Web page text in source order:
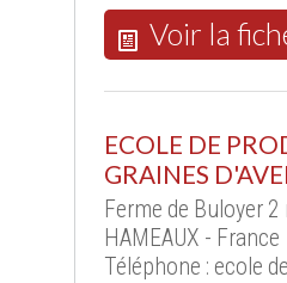
Voir la
ECOLE DE
GRAINES
Ferme de Buloyer
HAMEAUX - France
Téléphone : ecole